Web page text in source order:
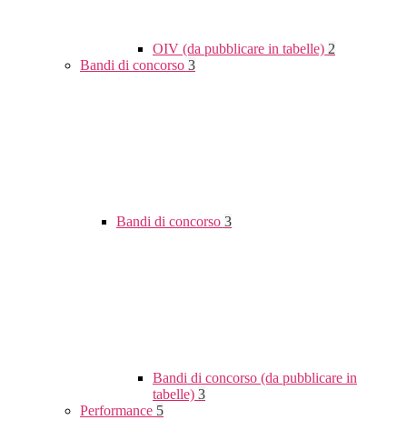
OIV (da pubblicare in tabelle) 2
Bandi di concorso 3
Bandi di concorso 3
Bandi di concorso (da pubblicare in
tabelle) 3
Performance 5